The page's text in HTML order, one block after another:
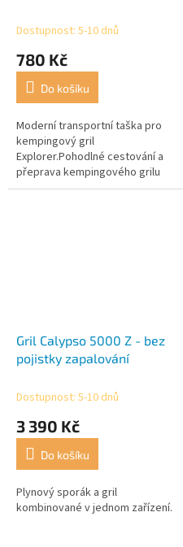
Dostupnost: 5-10 dnů
780 Kč
Do košíku
Moderní transportní taška pro
kempingový gril
Explorer.Pohodlné cestování a
přeprava kempingového grilu
Gril Calypso 5000 Z - bez
pojistky zapalování
Dostupnost: 5-10 dnů
3 390 Kč
Do košíku
Plynový sporák a gril
kombinované v jednom zařízení.